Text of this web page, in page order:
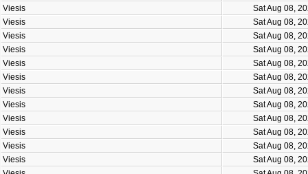
Viesis
Sat Aug 08,
Viesis
Sat Aug 08,
Viesis
Sat Aug 08,
Viesis
Sat Aug 08,
Viesis
Sat Aug 08,
Viesis
Sat Aug 08,
Viesis
Sat Aug 08,
Viesis
Sat Aug 08,
Viesis
Sat Aug 08,
Viesis
Sat Aug 08,
Viesis
Sat Aug 08,
Viesis
Sat Aug 08,